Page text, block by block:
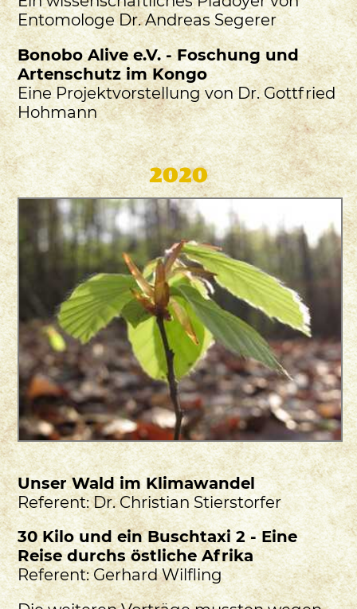
Entomologe Dr. Andreas Segerer
Bonobo Alive e.V. - Foschung und
Artenschutz im Kongo
Eine Projektvorstellung von Dr. Gottfried
Hohmann
2020
Unser Wald im Klimawandel
Referent: Dr. Christian Stierstorfer
30 Kilo und ein Buschtaxi 2 - Eine
Reise durchs östliche Afrika
Referent: Gerhard Wilfling